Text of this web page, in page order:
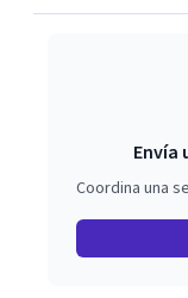
Envía
Coordina una